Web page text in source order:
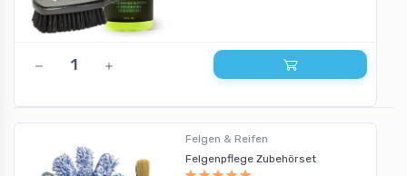
Felgen & Reifen
Felgenpflege Zubehörset